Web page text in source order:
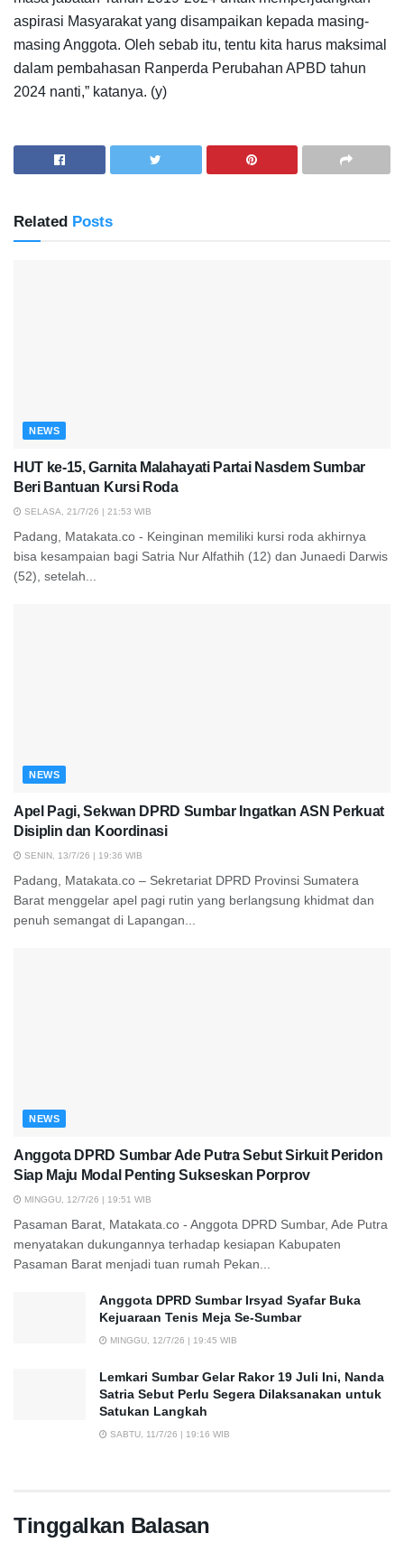
aspirasi Masyarakat yang disampaikan kepada masing-
masing Anggota. Oleh sebab itu, tentu kita harus maksimal
dalam pembahasan Ranperda Perubahan APBD tahun
2024 nanti,” katanya. (y)
Related Posts
NEWS
HUT ke-15, Garnita Malahayati Partai Nasdem Sumbar
Beri Bantuan Kursi Roda
SELASA, 21/7/26 | 21:53 WIB
Padang, Matakata.co - Keinginan memiliki kursi roda akhirnya
bisa kesampaian bagi Satria Nur Alfathih (12) dan Junaedi Darwis
(52), setelah...
NEWS
Apel Pagi, Sekwan DPRD Sumbar Ingatkan ASN Perkuat
Disiplin dan Koordinasi
SENIN, 13/7/26 | 19:36 WIB
Padang, Matakata.co – Sekretariat DPRD Provinsi Sumatera
Barat menggelar apel pagi rutin yang berlangsung khidmat dan
penuh semangat di Lapangan...
NEWS
Anggota DPRD Sumbar Ade Putra Sebut Sirkuit Peridon
Siap Maju Modal Penting Sukseskan Porprov
MINGGU, 12/7/26 | 19:51 WIB
Pasaman Barat, Matakata.co - Anggota DPRD Sumbar, Ade Putra
menyatakan dukungannya terhadap kesiapan Kabupaten
Pasaman Barat menjadi tuan rumah Pekan...
Anggota DPRD Sumbar Irsyad Syafar Buka
Kejuaraan Tenis Meja Se-Sumbar
MINGGU, 12/7/26 | 19:45 WIB
Lemkari Sumbar Gelar Rakor 19 Juli Ini, Nanda
Satria Sebut Perlu Segera Dilaksanakan untuk
Satukan Langkah
SABTU, 11/7/26 | 19:16 WIB
Tinggalkan Balasan